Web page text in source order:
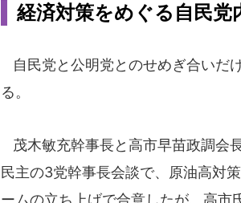
経済対策をめぐる自民党
自民党と公明党とのせめぎ合いだ
る。
茂木敏充幹事長と高市早苗政調会
民主の3党幹事長会談で、原油高対
ームの立ち上げで合意したが、高